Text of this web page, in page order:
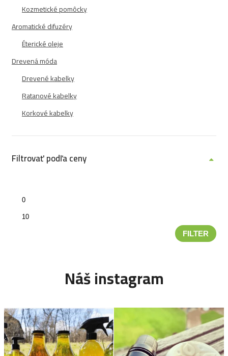
Kozmetické pomôcky
Aromatické difuzéry
Éterické oleje
Drevená móda
Drevené kabelky
Ratanové kabelky
Korkové kabelky
Filtrovať podľa ceny
FILTER
Náš instagram